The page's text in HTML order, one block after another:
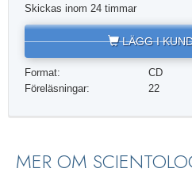
Skickas inom 24 timmar
LÄGG I
Format:
CD
Föreläsningar:
22
MER OM